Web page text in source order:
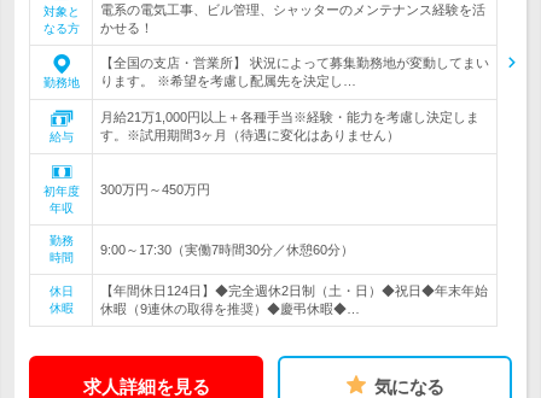
対象と
なる方
電系の電気工事、ビル管理、シャッターのメンテナンス経験を活
かせる！
勤務地
【全国の支店・営業所】 状況によって募集勤務地が変動してまい
ります。 ※希望を考慮し配属先を決定し…
給与
月給21万1,000円以上＋各種手当※経験・能力を考慮し決定しま
す。※試用期間3ヶ月（待遇に変化はありません）
初年度
年収
300万円～450万円
勤務
時間
9:00～17:30（実働7時間30分／休憩60分）
休日
休暇
【年間休日124日】◆完全週休2日制（土・日）◆祝日◆年末年始
休暇（9連休の取得を推奨）◆慶弔休暇◆…
求人詳細を見る 気になる